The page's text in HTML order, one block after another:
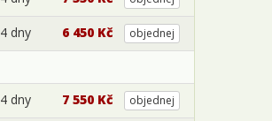
4 dny 6 450 Kč objednej
4 dny 7 550 Kč objednej